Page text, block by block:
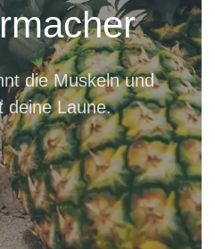
die Muskeln und
deine Laune.